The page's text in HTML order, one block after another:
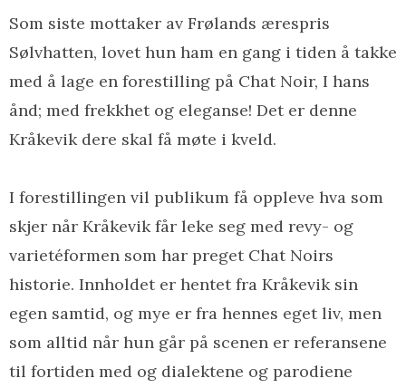
Som siste mottaker av Frølands ærespris
Sølvhatten, lovet hun ham en gang i tiden å takke
med å lage en forestilling på Chat Noir, I hans
ånd; med frekkhet og eleganse! Det er denne
Kråkevik dere skal få møte i kveld.
I forestillingen vil publikum få oppleve hva som
skjer når Kråkevik får leke seg med revy- og
varietéformen som har preget Chat Noirs
historie. Innholdet er hentet fra Kråkevik sin
egen samtid, og mye er fra hennes eget liv, men
som alltid når hun går på scenen er referansene
til fortiden med og dialektene og parodiene